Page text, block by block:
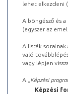
lehet elkezdeni
A böngésző és
(egyszer az
A listák
való
vagy lépjen
A „ Képzési
Képzési